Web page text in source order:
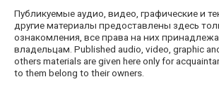
Публикуемые аудио, видео, графические и
другие материалы предоставлены здесь
ознакомления, все права на них
владельцам. Published audio, video, graphic
others materials are given here only for
to them belong to their owners.